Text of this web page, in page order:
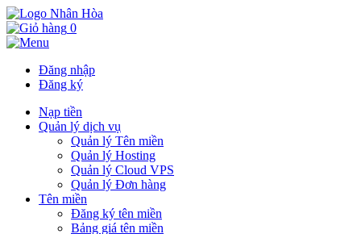
0
Đăng nhập
Đăng ký
Nạp tiền
Quản lý dịch vụ
Quản lý Tên miền
Quản lý Hosting
Quản lý Cloud VPS
Quản lý Đơn hàng
Tên miền
Đăng ký tên miền
Bảng giá tên miền